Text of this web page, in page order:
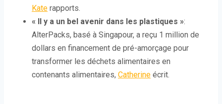
Kate rapports.
« Il y a un bel avenir dans les plastiques »:
AlterPacks, basé à Singapour, a reçu 1 million de
dollars en financement de pré-amorçage pour
transformer les déchets alimentaires en
contenants alimentaires, Catherine écrit.